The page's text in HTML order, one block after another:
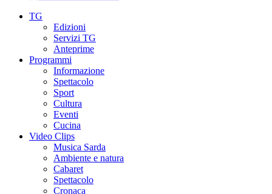
TG
Edizioni
Servizi TG
Anteprime
Programmi
Informazione
Spettacolo
Sport
Cultura
Eventi
Cucina
Video Clips
Musica Sarda
Ambiente e natura
Cabaret
Spettacolo
Cronaca